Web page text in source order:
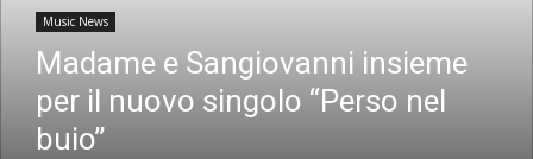
Music News
Madame e Sangiovanni insieme
per il nuovo singolo “Perso nel
buio”